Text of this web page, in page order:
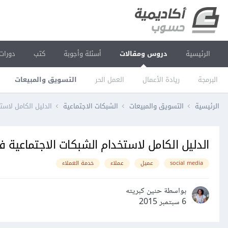
الرئيسية دروس ومقالات
البرمجة ريادة الأعمال العمل الحر التسويق والمبيعات
أسئلة وأجوبة كتب
الرئيسية التسويق والمبيعات الشبكات الاجتماعية الدليل الكامل
الدليل الكامل لاستخدام الشبكات
social media عميل عملاء خدمة العملاء
بواسطة حنين كبريته
6 سبتمبر 2015